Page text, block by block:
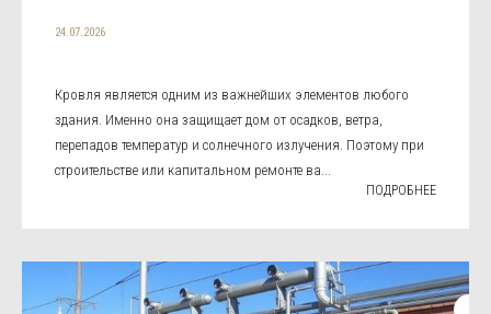
24.07.2026
Кровля является одним из важнейших элементов любого
здания. Именно она защищает дом от осадков, ветра,
перепадов температур и солнечного излучения. Поэтому при
строительстве или капитальном ремонте ва...
ПОДРОБНЕЕ